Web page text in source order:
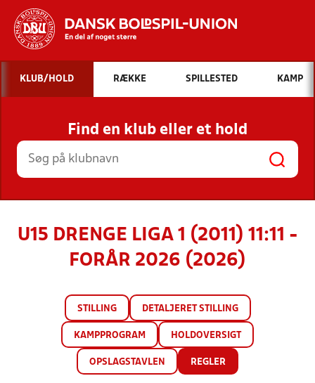
Hvad vil du søge efter?
INDHOLD OG NYHEDER
STILLINGER, RESULTATER, KLUBBER OG
HOLD
KLUB/HOLD RÆKKE SPILLESTED KAMP
Find en klub eller et hold
U15 DRENGE LIGA 1 (2011) 11:11 -
FORÅR 2026 (2026)
STILLING DETALJERET STILLING
KAMPPROGRAM HOLDOVERSIGT
OPSLAGSTAVLEN REGLER